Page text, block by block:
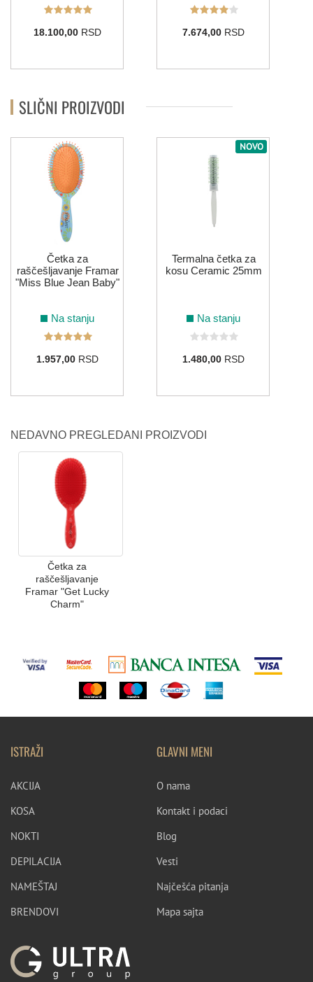
18.100,00RSD 7.674,00RSD
SLIČNI PROIZVODI
Četka za
raščešljavanje Framar
"Miss Blue Jean Baby"
Na stanju
1.957,00RSD
NOVO
Termalna četka za
kosu Ceramic 25mm
Na stanju
1.480,00RSD
NEDAVNO PREGLEDANI PROIZVODI
Četka za
raščešljavanje
Framar "Get Lucky
Charm"
ISTRAŽI
AKCIJA
KOSA
NOKTI
DEPILACIJA
NAMEŠTAJ
BRENDOVI
GLAVNI MENI
O nama
Kontakt i podaci
Blog
Vesti
Najčešća pitanja
Mapa sajta